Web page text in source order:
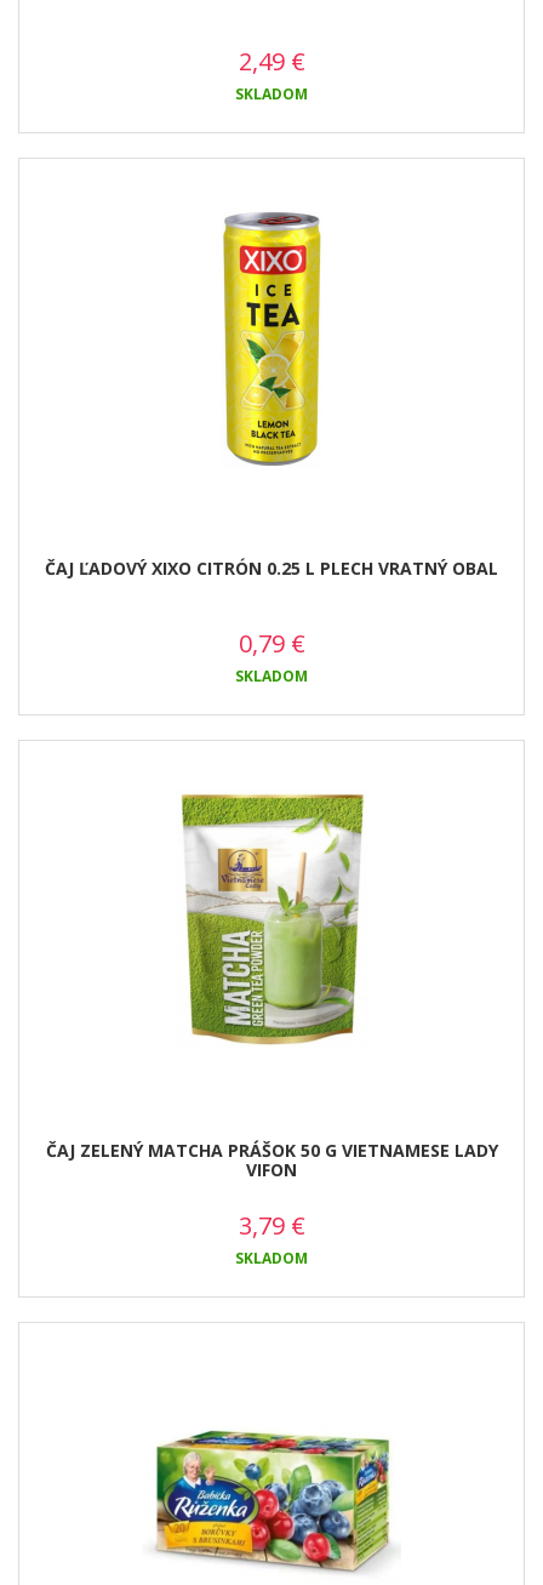
2,49 €
SKLADOM
ČAJ ĽADOVÝ XIXO CITRÓN 0.25 L PLECH VRATNÝ OBAL
0,79 €
SKLADOM
ČAJ ZELENÝ MATCHA PRÁŠOK 50 G VIETNAMESE LADY
VIFON
3,79 €
SKLADOM